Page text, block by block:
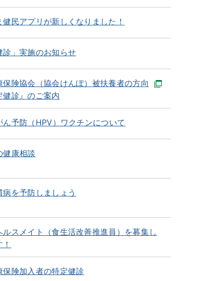
健民アプリが新しくなりました！
診」実施のお知らせ
保険協会（協会けんぽ）被扶養者の方向
健診』のご案内
ん予防（HPV）ワクチンについて
健康相談
病を予防しましょう
ルスメイト（食生活改善推進員）を募集し
保険加入者の特定健診